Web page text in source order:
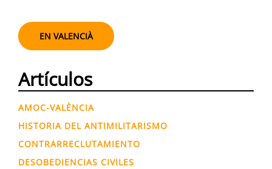
EN VALENCIÀ
Artículos
AMOC-VALÈNCIA
HISTORIA DEL ANTIMILITARISMO
CONTRARRECLUTAMIENTO
DESOBEDIENCIAS CIVILES